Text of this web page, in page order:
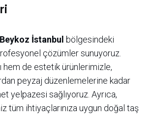
İstanbul bölgesindeki
çözümler sunuyoruz.
hem de estetik ürünlerimizle,
peyzaj düzenlemelerine kadar
yelpazesi sağlıyoruz. Ayrıca,
tüm ihtiyaçlarınıza uygun doğal taş